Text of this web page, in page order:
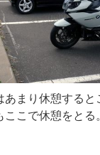
まり休憩すると
こで休憩をとる